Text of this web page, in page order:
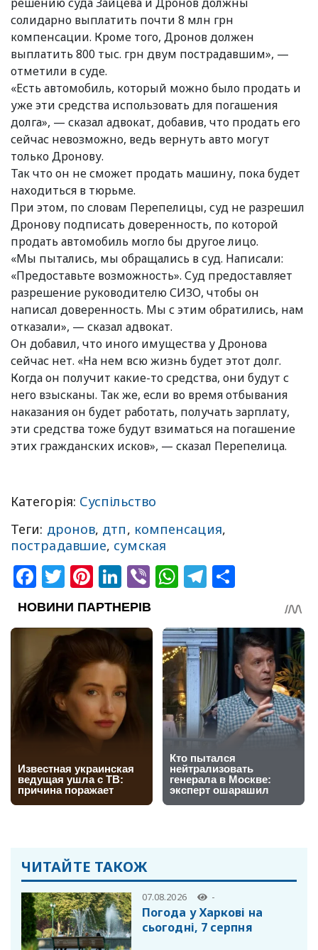
солидарно выплатить почти 8 млн грн
компенсации. Кроме того, Дронов должен
выплатить 800 тыс. грн двум пострадавшим», —
отметили в суде.
«Есть автомобиль, который можно было продать и
уже эти средства использовать для погашения
долга», — сказал адвокат, добавив, что продать его
сейчас невозможно, ведь вернуть авто могут
только Дронову.
Так что он не сможет продать машину, пока будет
находиться в тюрьме.
При этом, по словам Перепелицы, суд не разрешил
Дронову подписать доверенность, по которой
продать автомобиль могло бы другое лицо.
«Мы пытались, мы обращались в суд. Написали:
«Предоставьте возможность». Суд предоставляет
разрешение руководителю СИЗО, чтобы он
написал доверенность. Мы с этим обратились, нам
отказали», — сказал адвокат.
Он добавил, что иного имущества у Дронова
сейчас нет. «На нем всю жизнь будет этот долг.
Когда он получит какие-то средства, они будут с
него взысканы. Так же, если во время отбывания
наказания он будет работать, получать зарплату,
эти средства тоже будут взиматься на погашение
этих гражданских исков», — сказал Перепелица.
Категорія: Суспільство
Теги: дронов, дтп, компенсация,
пострадавшие, сумская
Facebook
Twitter
Pinterest
LinkedIn
ViberWhatsApp
Telegram
ЧИТАЙТЕ ТАКОЖ
07.08.2026 -
Погода у Харкові на
сьогодні, 7 серпня